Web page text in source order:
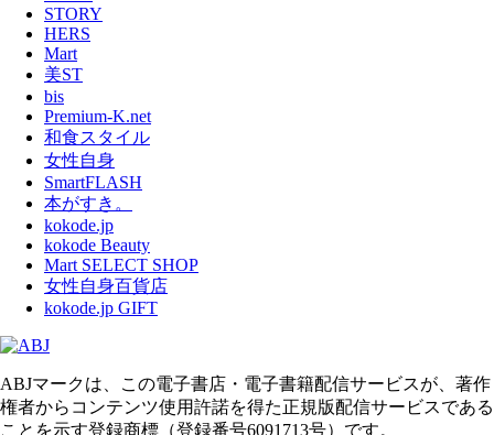
STORY
HERS
Mart
美ST
bis
Premium-K.net
和食スタイル
女性自身
SmartFLASH
本がすき。
kokode.jp
kokode Beauty
Mart SELECT SHOP
女性自身百貨店
kokode.jp GIFT
ABJマークは、この電子書店・電子書籍配信サービスが、著作
権者からコンテンツ使用許諾を得た正規版配信サービスである
ことを示す登録商標（登録番号6091713号）です。